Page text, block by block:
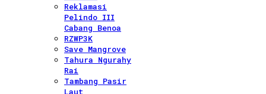
Reklamasi
Pelindo III
Cabang Benoa
RZWP3K
Save Mangrove
Tahura Ngurahy
Rai
Tambang Pasir
Laut